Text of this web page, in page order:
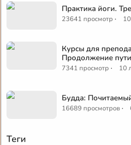
Практика йоги.
23641 просмотр ·
Курсы для
Продолжение пути
7341 просмотр · 10
Будда:
16689 просмотров ·
Теги